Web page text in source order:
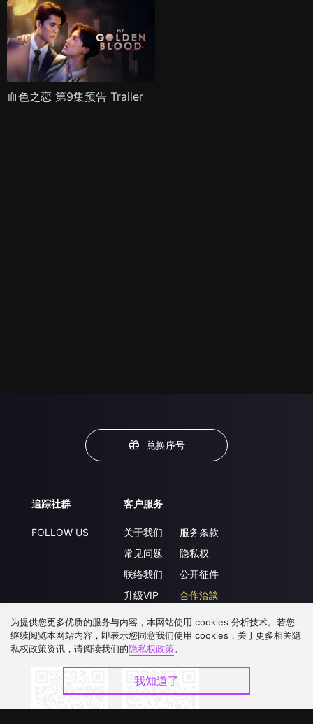
血色之恋 第9集预告 Trailer
兑换序号
追踪社群
FOLLOW US
客户服务
关于我们
常见问题
联络我们
升级VIP
服务条款
隐私权
公开征件
合作洽談
下载 APP
为提供您更多优质的服务与内容，本网站使用 cookies 分析技术。若您
继续阅览本网站内容，即表示您同意我们使用 cookies，关于更多相关隐
私权政策资讯，请阅读我们的隐私权政策。
我知道了